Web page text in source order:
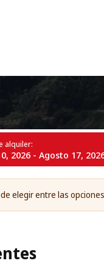
alquiler:
2026 - Agosto 17,
elegir entre las